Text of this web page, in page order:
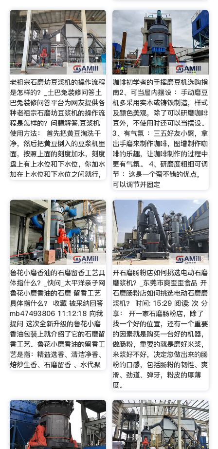
老祖宗石磨坊豆浆机的操作流程
是怎样的？_土巴兔装修问答土
巴兔装修问答平台为网友提供各
种老祖宗石磨坊豆浆机的操作流
程是怎样的？问题解答.豆浆机
使用方法： 首先把黄豆淘洗干
净，然后把黄豆倒入的豆浆机里
面，按照上面的刻度加水，刻度
盘上有上水位和下水位，你加水
加在上水位和下水位之间就行，
咖啡初学者的手摇磨豆机选购指
南2、可当屋内摆设 ：手动磨豆
机多采用实木或铸铁制造，样式
及颜色美观，除了可以研磨咖啡
豆外，不使用时还可以当摆设。
3、有气氛 ：三五好友小聚，拿
出手磨来制作咖啡，图增制作咖
啡的乐趣，让咖啡制作的过程中
更有气氛。 4、研磨度粗细可调
节 ：这是一个蛮不错的优点，
可以调节并固定
鲁花小磨香油的石磨留香工艺具
体指什么？_快问_太平洋亲子网
鲁花小磨香油的石磨 留香工艺
具体指什么？ 收藏 被采纳回答
mb47493806 11:12:18 向我
提问 这次全新升级的鲁花小磨
香油包装上就介绍了它的石磨留
香工艺。鲁花小磨香油的留香工
艺是指：精益选香、清洁净香、
焙炒生香、石磨留香 、水代聚
开石磨肠粉店如何挑选电动石磨
磨浆机？_东莞市爽歪歪食品 开
石磨肠粉店如何挑选电动石磨磨
浆机？ 时间: 15:29 阅读: 次 分
享： 开一家石磨肠粉店，除了
找一个好的位置，还有一个重要
的因素就是购买一台好的机器，
做肠粉，重要的就是磨好米浆，
米浆好不好，决定您做出来的肠
粉的口感，包括肠粉的韧性、爽
滑、劲道、弹牙，粉皮的厚薄
度。